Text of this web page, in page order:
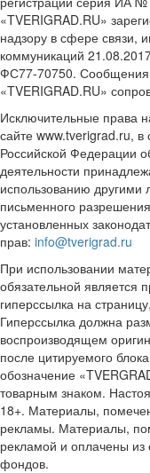
«TVERIGRAD.RU»
надзору в сфере связи,
коммуникаций
ФС77-70750. Сообщения
«TVERIGRAD.RU»
Исключительные права
сайте www.tverigrad.ru, в
Российской Федерации
деятельности
использованию
письменного
установленных
прав: info@tverigrad.ru
При использовании
обязательной является
гиперссылка на
Гиперссылка должна
воспроизводящем
после цитируемого
обозначение
товарным знаком.
18+. Материалы,
рекламы. Материалы,
рекламой и оплачены из
фондов.